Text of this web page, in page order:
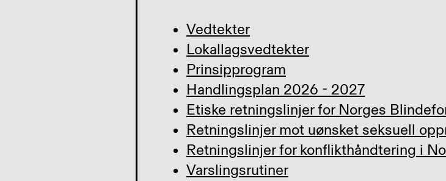
Vedtekter
Lokallagsvedtekter
Prinsipprogram
Handlingsplan 2026 - 2027
Etiske retningslinjer for Norges
Retningslinjer mot uønsket seksuell
Retningslinjer for konflikthåndtering i
Varslingsrutiner